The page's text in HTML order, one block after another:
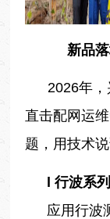
新品
2026年，
直击配网运
题，用技术说
l 行波系
应用行波